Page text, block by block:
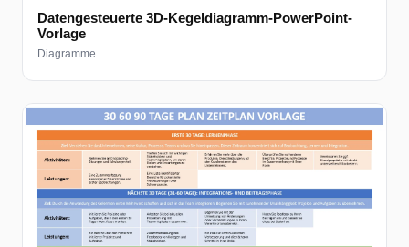
Datengesteuerte 3D-Kegeldiagramm-PowerPoint-
Vorlage
Diagramme